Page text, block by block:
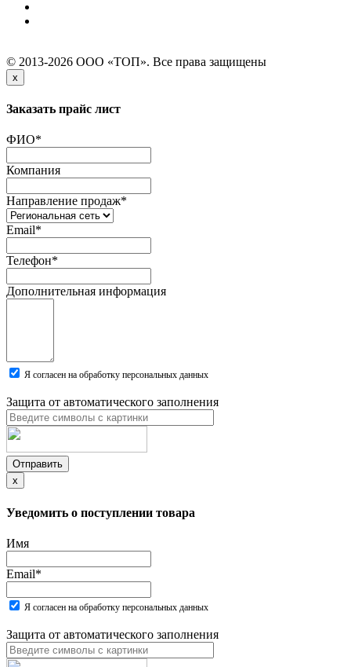
© 2013-2026 ООО «ТОП». Все права защищены
x
Заказать прайс лист
ФИО*
Компания
Направление продаж*
Email*
Телефон*
Дополнительная информация
Я согласен на обработку персональных данных
Защита от автоматического заполнения
Отправить
x
Уведомить о поступлении товара
Имя
Email*
Я согласен на обработку персональных данных
Защита от автоматического заполнения